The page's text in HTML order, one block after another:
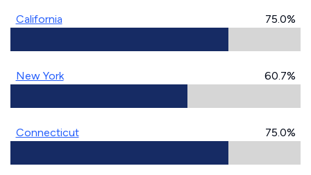
California 75.0%
New York 60.7%
Connecticut 75.0%